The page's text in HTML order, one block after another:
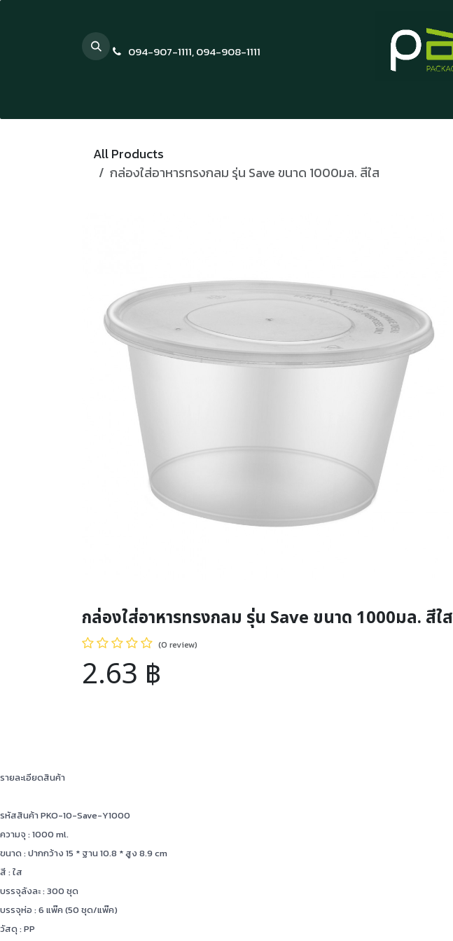
094-907-1111,094-908-1111
All Products
กล่องใส่อาหารทรงกลม รุ่น Save ขนาด 1000มล. สีใส
กล่องใส่อาหารทรงกลม รุ่น Save ขนาด 1000มล. สีใส
(0 review)
2.63 ฿
รายละเอียดสินค้า
รหัสสินค้า PKO-10-Save-Y1000
ความจุ : 1000 ml.
ขนาด : ปากกว้าง 15 * ฐาน 10.8 * สูง 8.9 cm
สี : ใส
บรรจุลังละ : 300 ชุด
บรรจุห่อ : 6 แพ๊ค (50 ชุด/แพ๊ค)
วัสดุ : PP